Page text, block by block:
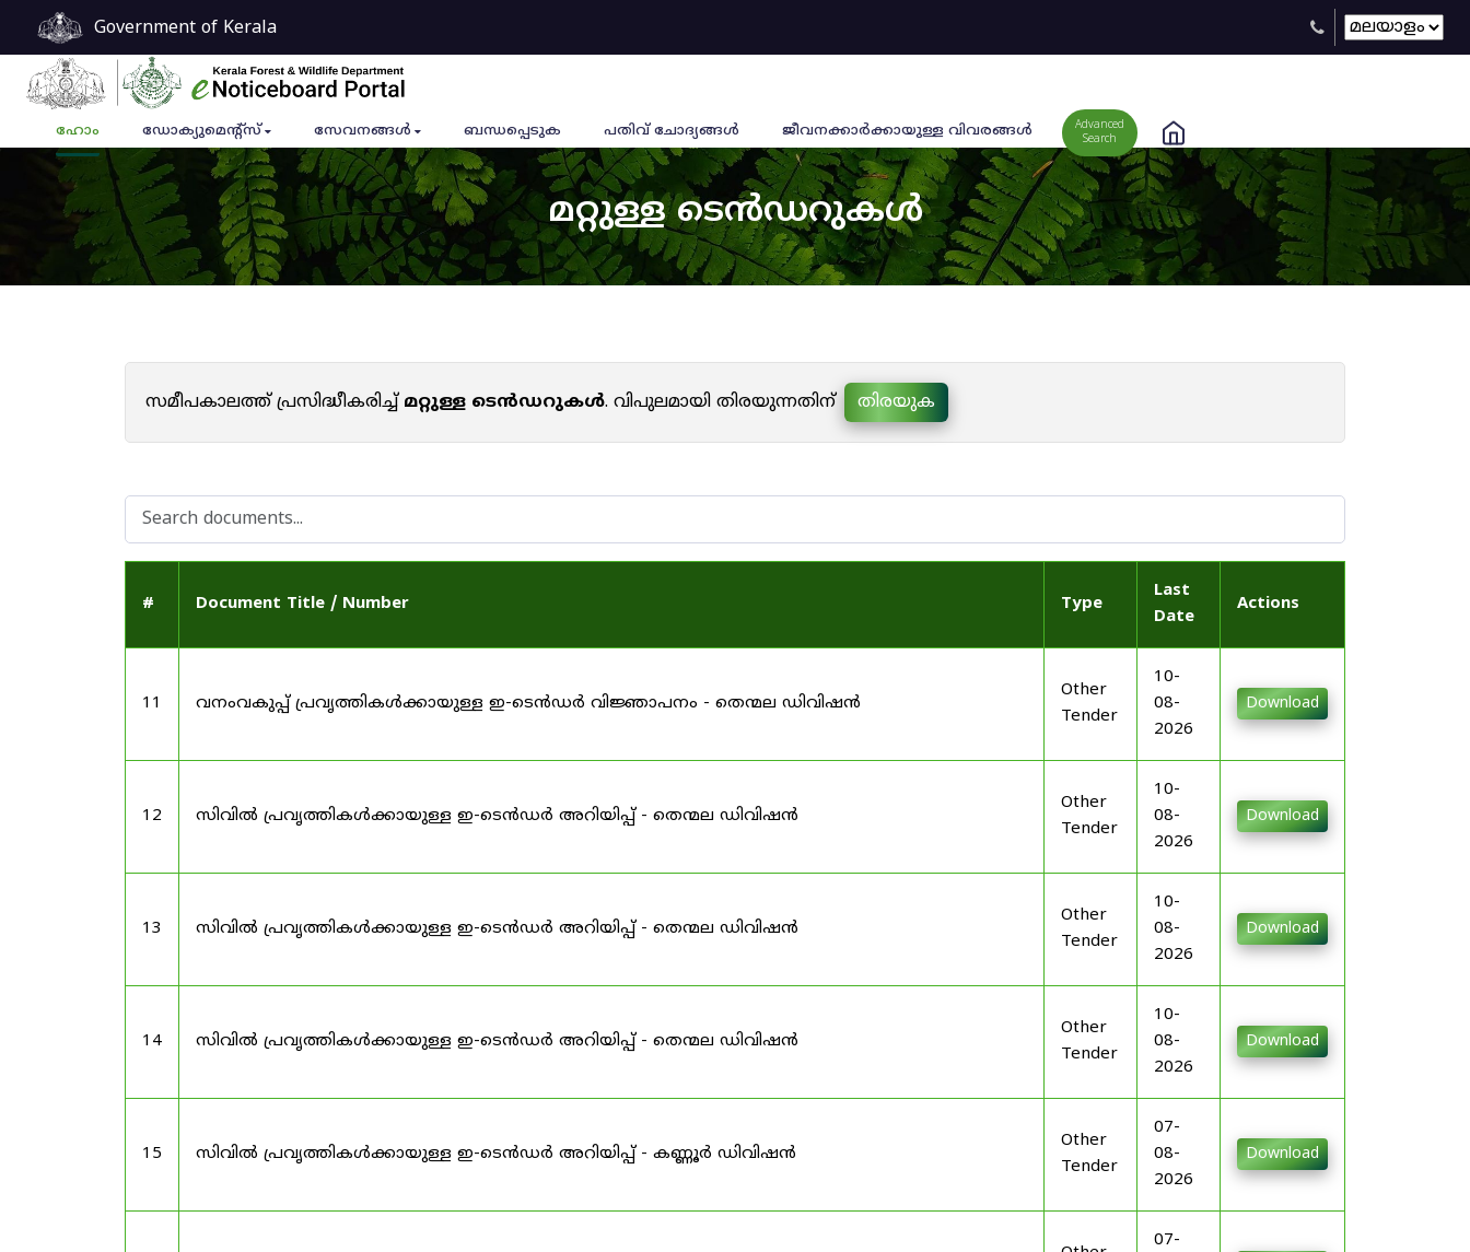
Government of Kerala
ഹോം ഡോക്യുമെൻ്റ്സ് സേവനങ്ങൾ ബന്ധപ്പെടുക പതിവ് ചോദ്യങ്ങൾ ജീവനക്കാര്‍ക്കായുള്ള വിവരങ്ങള്‍
Advanced
Search
മറ്റുള്ള ടെൻഡറുകൾ
സമീപകാലത്ത് പ്രസിദ്ധീകരിച്ച്മറ്റുള്ള ടെൻഡറുകൾ. വിപുലമായി തിരയുന്നതിന് തിരയുക
# Document Title / Number Type
Last
Date
Actions
11 വനംവകുപ്പ് പ്രവൃത്തികൾക്കായുള്ള ഇ-ടെൻഡർ വിജ്ഞാപനം - തെന്മല ഡിവിഷൻ
Other
Tender
10-
08-
2026
Download
12 സിവിൽ പ്രവൃത്തികൾക്കായുള്ള ഇ-ടെൻഡർ അറിയിപ്പ് - തെന്മല ഡിവിഷൻ
Other
Tender
10-
08-
2026
Download
13 സിവിൽ പ്രവൃത്തികൾക്കായുള്ള ഇ-ടെൻഡർ അറിയിപ്പ് - തെന്മല ഡിവിഷൻ
Other
Tender
10-
08-
2026
Download
14 സിവിൽ പ്രവൃത്തികൾക്കായുള്ള ഇ-ടെൻഡർ അറിയിപ്പ് - തെന്മല ഡിവിഷൻ
Other
Tender
10-
08-
2026
Download
15 സിവിൽ പ്രവൃത്തികൾക്കായുള്ള ഇ-ടെൻഡർ അറിയിപ്പ് - കണ്ണൂർ ഡിവിഷൻ
Other
Tender
07-
08-
2026
Download
07-